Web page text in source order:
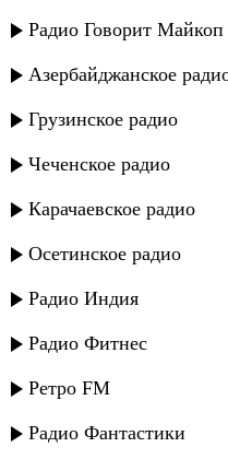
Радио Говорит Майкоп
Азербайджанское
Грузинское радио
Чеченское радио
Карачаевское радио
Осетинское радио
Радио Индия
Радио Фитнес
Ретро FM
Радио Фантастики
Марина Алиева и
границ
Тимур Темиров и
Марина Алиева и
Аслан Гусейнов -